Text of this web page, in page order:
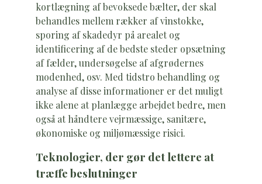
kortlægning af bevoksede bælter, der skal
behandles mellem rækker af vinstokke,
sporing af skadedyr på arealet og
identificering af de bedste steder opsætning
af fælder, undersøgelse af afgrødernes
modenhed, osv. Med tidstro behandling og
analyse af disse informationer er det muligt
ikke alene at planlægge arbejdet bedre, men
også at håndtere vejrmæssige, sanitære,
økonomiske og miljømæssige risici.
Teknologier, der gør det lettere at
træffe beslutninger